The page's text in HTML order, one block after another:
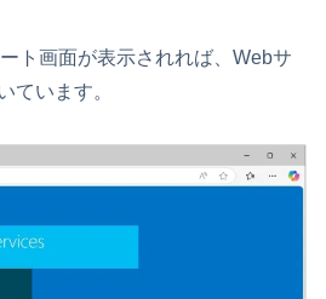
ト画面が表示されれば、Webサ
ています。